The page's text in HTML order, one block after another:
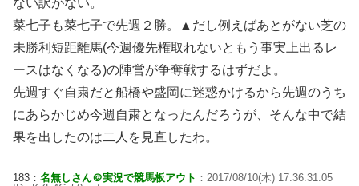
菜七子も菜七子で先週２勝。▲だし例えばあとがない芝の
未勝利短距離馬(今週優先権取れないともう事実上出るレ
ースはなくなる)の陣営が争奪戦するはずだよ。
先週すぐ自粛だと船橋や盛岡に迷惑かけるから先週のうち
にあらかじめ今週自粛となったんだろうが、そんな中で結
果を出したのは二人を見直したわ。
183： 名無しさん＠実況で競馬板アウト ：2017/08/10(木) 17:36:31.05